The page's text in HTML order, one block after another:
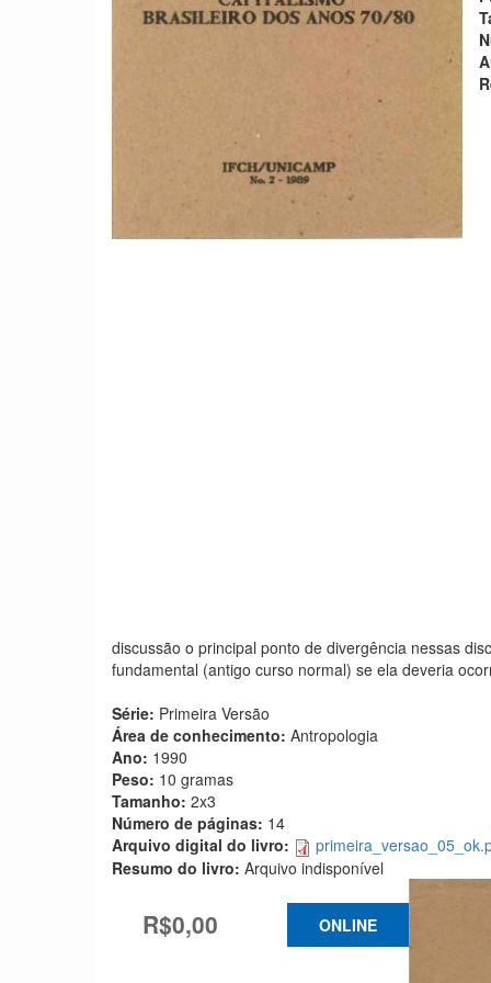
discussão o principal ponto de divergência nessas
fundamental (antigo curso normal) se ela deveria
Série: Primeira Versão
Área de conhecimento: Antropologia
Ano: 1990
Peso: 10 gramas
Tamanho: 2x3
Número de páginas: 14
Arquivo digital do livro:
Resumo do livro: Arquivo indisponível
R$0,00 ONLINE